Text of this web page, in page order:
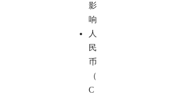
影
响
人
民
币
（
C